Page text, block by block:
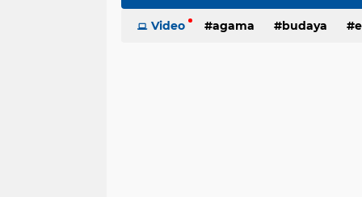
Ekbis TNI-Polri Organisasi
Video agama budaya